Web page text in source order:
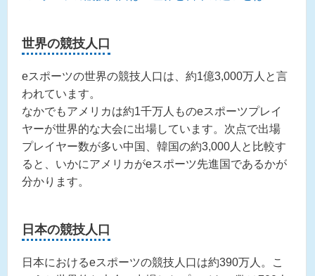
世界の競技人口
eスポーツの世界の競技人口は、約1億3,000万人と言
われています。
なかでもアメリカは約1千万人ものeスポーツプレイ
ヤーが世界的な大会に出場しています。次点で出場
プレイヤー数が多い中国、韓国の約3,000人と比較す
ると、いかにアメリカがeスポーツ先進国であるかが
分かります。
日本の競技人口
日本におけるeスポーツの競技人口は約390万人。こ